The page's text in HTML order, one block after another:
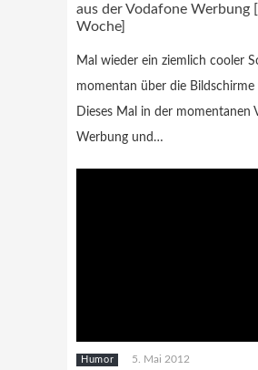
aus der Vodafone Werbung
Woche]
Mal wieder ein ziemlich cooler
momentan über die
Dieses Mal in der momentanen
Werbung und…
Humor 5. Mai 2012